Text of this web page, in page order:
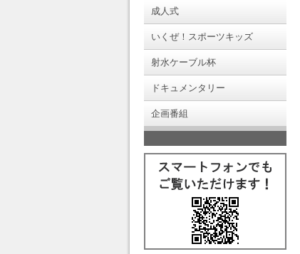
成人式
いくぜ！スポーツキッズ
射水ケーブル杯
ドキュメンタリー
企画番組